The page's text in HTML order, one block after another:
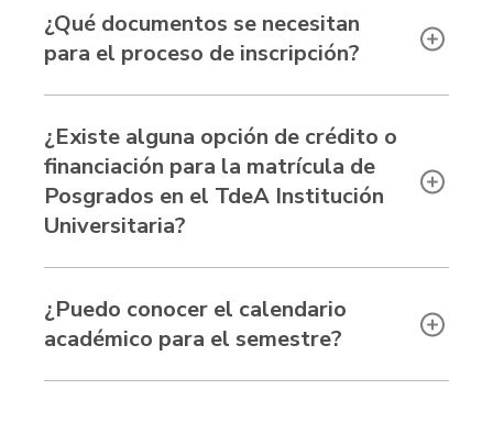
¿Qué documentos se necesitan
para el proceso de inscripción?
¿Existe alguna opción de crédito o
financiación para la matrícula de
Posgrados en el TdeA Institución
Universitaria?
¿Puedo conocer el calendario
académico para el semestre?